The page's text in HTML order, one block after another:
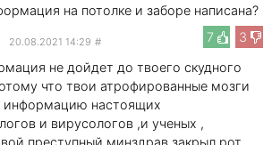
на потолке и заборе написана?
7
3
20.08.2021 14:29 #
не дойдет до твоего скудного
что твои атрофированные мозги
информацию настоящих
и вирусологов ,и ученых ,
преступный минздрав закрыл рот